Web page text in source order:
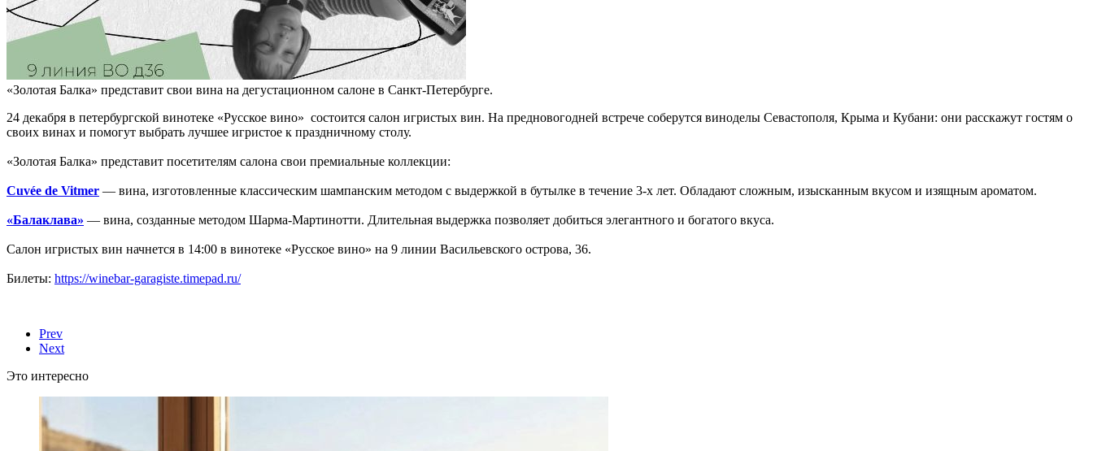
«Золотая Балка» представит свои вина на дегустационном салоне в Санкт-Петербурге.
24 декабря в петербургской винотеке «Русское вино» состоится салон игристых вин. На предновогодней встрече соберутся виноделы Севастополя, Крыма и Кубани: они расскажут гостям о
своих винах и помогут выбрать лучшее игристое к праздничному столу.
«Золотая Балка» представит посетителям салона свои премиальные коллекции:
Cuvée de Vitmer — вина, изготовленные классическим шампанским методом с выдержкой в бутылке в течение 3-х лет. Обладают сложным, изысканным вкусом и изящным ароматом.
«Балаклава» — вина, созданные методом Шарма-Мартинотти. Длительная выдержка позволяет добиться элегантного и богатого вкуса.
Салон игристых вин начнется в 14:00 в винотеке «Русское вино» на 9 линии Васильевского острова, 36.
Билеты: https://winebar-garagiste.timepad.ru/
Prev
Next
Это интересно